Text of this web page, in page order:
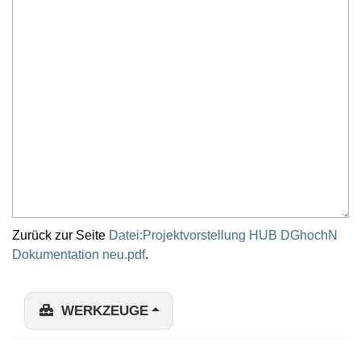
Zurück zur Seite Datei:Projektvorstellung HUB DGhochN
Dokumentation neu.pdf.
WERKZEUGE